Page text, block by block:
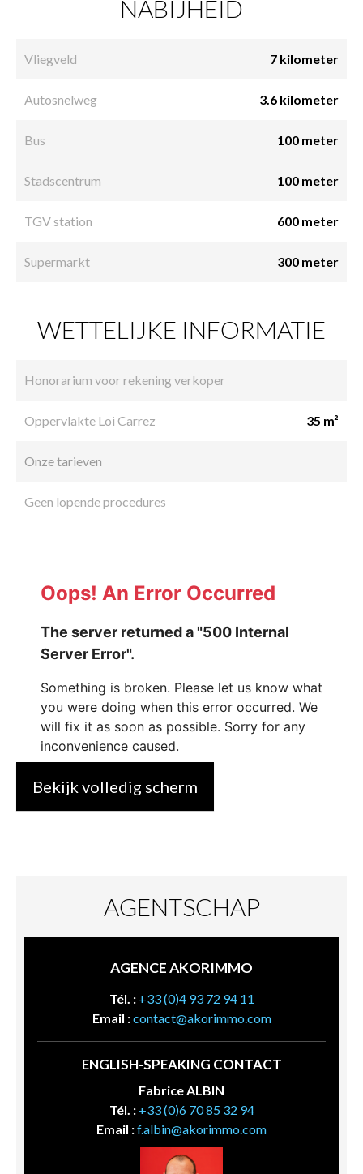
NABIJHEID
Vliegveld 7 kilometer
Autosnelweg 3.6 kilometer
Bus 100 meter
Stadscentrum 100 meter
TGV station 600 meter
Supermarkt 300 meter
WETTELIJKE INFORMATIE
Honorarium voor rekening verkoper
Oppervlakte Loi Carrez 35 m²
Onze tarieven
Geen lopende procedures
Bekijk volledig scherm
AGENTSCHAP
AGENCE AKORIMMO
Tél. : +33 (0)4 93 72 94 11
Email :contact@akorimmo.com
ENGLISH-SPEAKING CONTACT
Fabrice ALBIN
Tél. : +33 (0)6 70 85 32 94
Email :f.albin@akorimmo.com